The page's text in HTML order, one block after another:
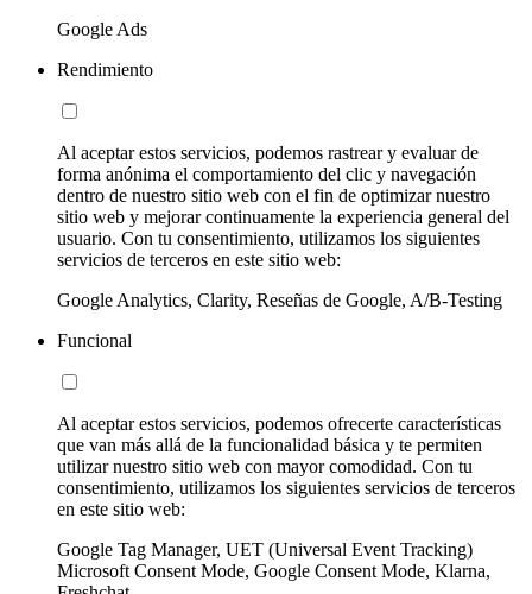
Google Ads
Rendimiento
Al aceptar estos servicios, podemos rastrear y evaluar de
forma anónima el comportamiento del clic y navegación
dentro de nuestro sitio web con el fin de optimizar nuestro
sitio web y mejorar continuamente la experiencia general del
usuario. Con tu consentimiento, utilizamos los siguientes
servicios de terceros en este sitio web:
Google Analytics, Clarity, Reseñas de Google, A/B-Testing
Funcional
Al aceptar estos servicios, podemos ofrecerte características
que van más allá de la funcionalidad básica y te permiten
utilizar nuestro sitio web con mayor comodidad. Con tu
consentimiento, utilizamos los siguientes servicios de terceros
en este sitio web:
Google Tag Manager, UET (Universal Event Tracking)
Microsoft Consent Mode, Google Consent Mode, Klarna,